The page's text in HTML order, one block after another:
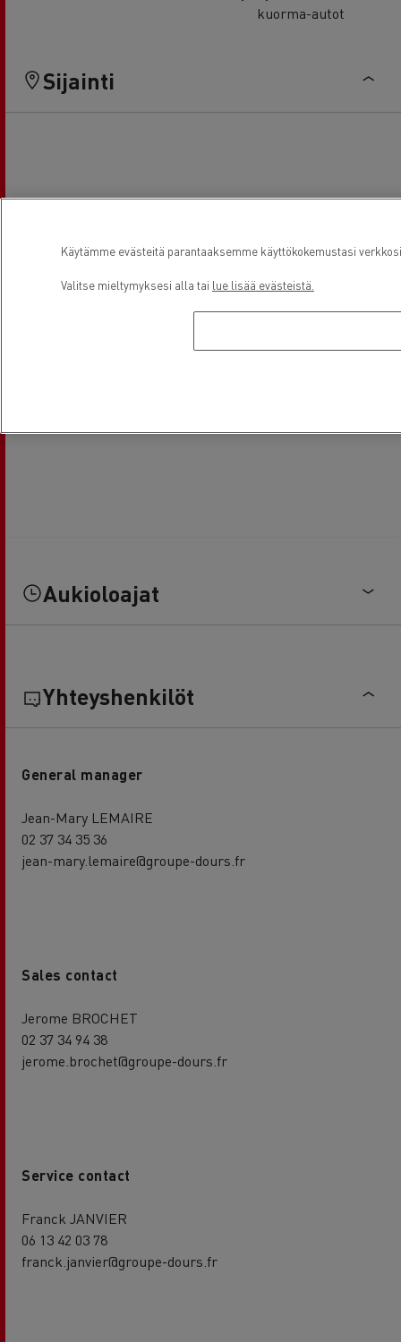
kuorma-autot
Sijainti
Aukioloajat
Yhteyshenkilöt
General manager
Jean-Mary LEMAIRE
02 37 34 35 36
jean-mary.lemaire@groupe-dours.fr
Sales contact
Jerome BROCHET
02 37 34 94 38
jerome.brochet@groupe-dours.fr
Service contact
Franck JANVIER
06 13 42 03 78
franck.janvier@groupe-dours.fr
Käytämme evästeitä parantaaksemme käyttökokemustasi
Valitse mieltymyksesi alla tai lue lisää evästeistä.